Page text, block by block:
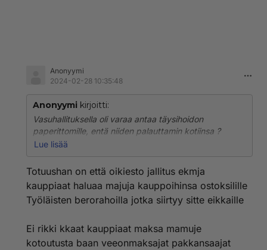
Anonyymi
2024-02-28 10:35:48
Anonyymi kirjoitti:
Vasuhallituksella oli varaa antaa täysihoidon
paperittomille, entä niiden palauttamin kotiinsa ?
https://stm.fi/paperittomien-terveydenhuolto
Lue lisää
Totuushan on että oikiesto jallitus ekmja
kauppiaat haluaa majuja kauppoihinsa ostoksilille
Työläisten berorahoilla jotka siirtyy sitte eikkaille
Ei rikki kkaat kauppiaat maksa mamuje
kotoutusta baan veeonmaksajat pakkansaajat